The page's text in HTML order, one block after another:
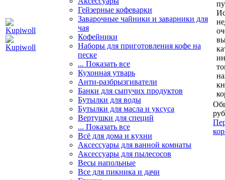
Гейзерные кофеварки
Заварочные чайники и заварники для
чая
Кофейники
Наборы для приготовления кофе на
песке
... Показать все
Кухонная утварь
Анти-разбрызгиватели
Банки для сыпучих продуктов
Бутылки для воды
Бутылки для масла и уксуса
Вертушки для специй
... Показать все
Всё для дома и кухни
Аксессуары для ванной комнаты
Аксессуары для пылесосов
Весы напольные
Все для пикника и дачи